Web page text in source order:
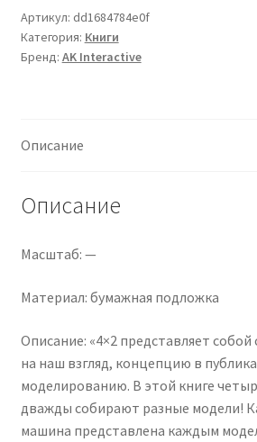
2
Артикул: dd1684784e0f
Категория: Книги
Бренд: AK Interactive
Описание
Описание
Масштаб: —
Материал: бумажная подложка
Описание: «4×2 представляет
на наш взгляд, концепцию в
моделированию. В этой книге
дважды собирают разные модели!
машина представлена ​​каждым